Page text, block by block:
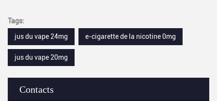
Contacts
Tags:
jus du vape 24mg
e-cigarette de la nicotine 0mg
jus du vape 20mg